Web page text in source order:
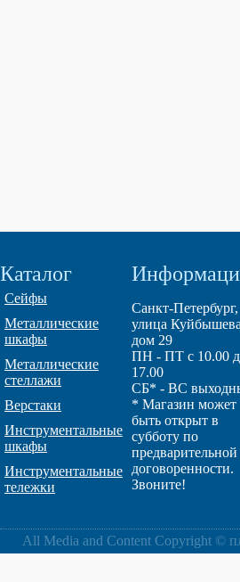
Каталог
Сейфы
Металлические
шкафы
Металлические
стеллажи
Верстаки
Инструментальные
шкафы
Инструментальные
тележки
Санкт-Петербург,
улица
дом 29
ПН - ПТ с 10.00
17.00
СБ* - ВС
* Магазин может
быть открыт в
субботу по
предварительной
договоренности.
Звоните!
All Media and Content Copyright ©